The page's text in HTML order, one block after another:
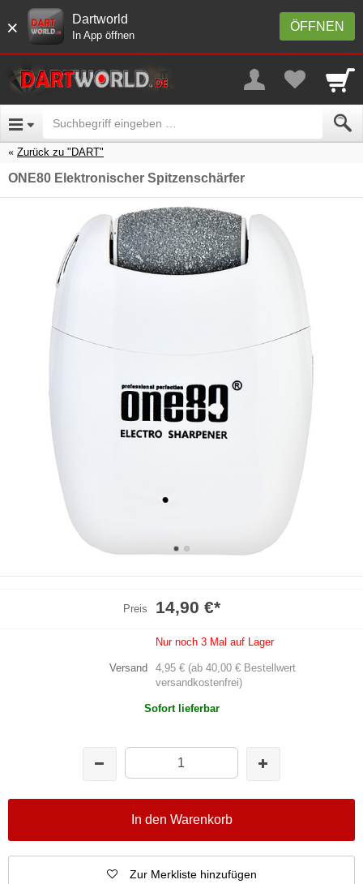
× ÖFFNEN
Dartworld
In App öffnen
Zurück zu "DART"
ONE80 Elektronischer Spitzenschärfer
Preis 14,90 €*
Nur noch 3 Mal auf Lager
Versand
4,95 € (ab 40,00 € Bestellwert
versandkostenfrei)
Sofort lieferbar
In den Warenkorb
Zur Merkliste hinzufügen